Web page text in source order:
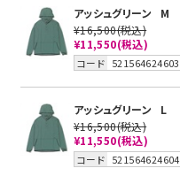
アッシュグリーン
M
¥16,500(税込)
¥11,550(税込)
コード 521564624603
アッシュグリーン
L
¥16,500(税込)
¥11,550(税込)
コード 521564624604